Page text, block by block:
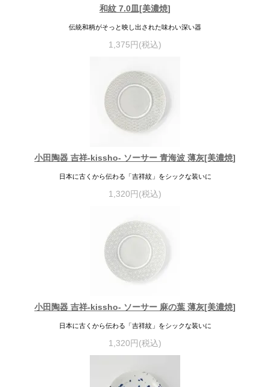
和紋 7.0皿[美濃焼]
伝統和柄がそっと映し出された味わい深い器
1,375円(税込)
小田陶器 吉祥-kissho- ソーサー 青海波 薄灰[美濃焼]
日本に古くから伝わる「吉祥紋」をシックな装いに
1,320円(税込)
小田陶器 吉祥-kissho- ソーサー 麻の葉 薄灰[美濃焼]
日本に古くから伝わる「吉祥紋」をシックな装いに
1,320円(税込)